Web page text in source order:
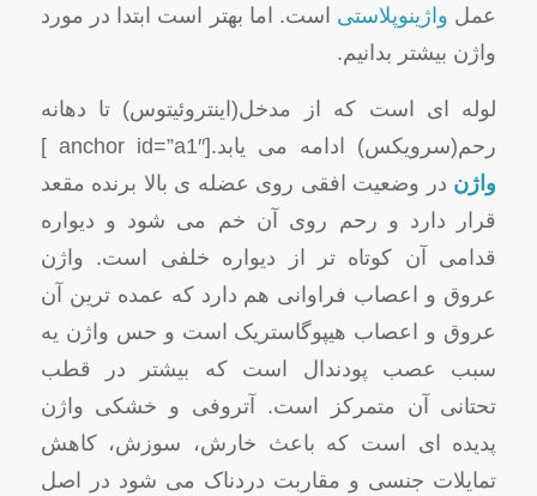
عمل واژینوپلاستی است. اما بهتر است ابتدا در مورد
واژن بیشتر بدانیم.
لوله ای است که از مدخل(اینتروئیتوس) تا دهانه
رحم(سرویکس) ادامه می یابد.[anchor id=”a1″ ]
واژن در وضعیت افقی روی عضله ی بالا برنده مقعد
قرار دارد و رحم روی آن خم می شود و دیواره
قدامی آن کوتاه تر از دیواره خلفی است. واژن
عروق و اعصاب فراوانی هم دارد که عمده ترین آن
عروق و اعصاب هیپوگاستریک است و حس واژن یه
سبب عصب پودندال است که بیشتر در قطب
تحتانی آن متمرکز است. آتروفی و خشکی واژن
پدیده ای است که باعث خارش، سوزش، کاهش
تمایلات جنسی و مقاربت دردناک می شود در اصل